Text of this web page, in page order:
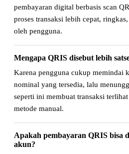
pembayaran digital berbasis scan
proses transaksi lebih cepat,
oleh pengguna.
Mengapa QRIS disebut lebih
Karena pengguna cukup memindai
nominal yang tersedia, lalu
seperti ini membuat transaksi
metode manual.
Apakah pembayaran QRIS bisa
akun?